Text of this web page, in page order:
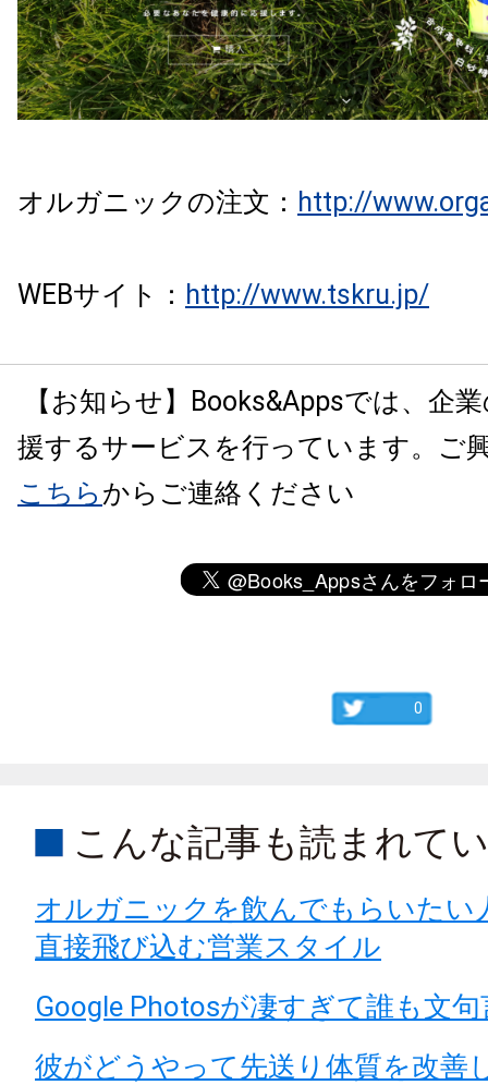
オルガニックの注文： http://
WEBサイト： http://www.tskru.jp/
【お知らせ】Books&Appsでは、企
援するサービスを行っています。ご
こちら からご連絡ください
0
こんな記事も読まれて
オルガニックを飲んでもらいたい
直接飛び込む営業スタイル
Google Photosが凄すぎて誰も文
彼がどうやって先送り体質を改善